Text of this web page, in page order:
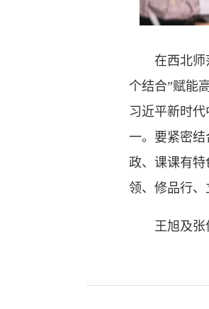
在西北师范
个结合”赋能
习近平新时
一。要紧密
政、课课有
领、修品行、
王旭及张